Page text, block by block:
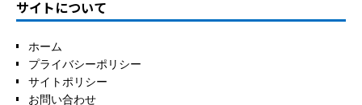
サイトについて
ホーム
プライバシーポリシー
サイトポリシー
お問い合わせ